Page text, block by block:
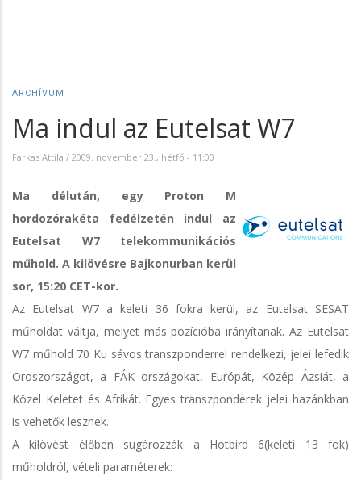
ARCHÍVUM
Ma indul az Eutelsat W7
Farkas Attila / 2009. november 23., hétfő - 11:00
Ma délután, egy Proton M
hordozórakéta fedélzetén indul az
Eutelsat W7 telekommunikációs
műhold. A kilövésre Bajkonurban kerül
sor, 15:20 CET-kor.
Az Eutelsat W7 a keleti 36 fokra kerül, az Eutelsat SESAT
műholdat váltja, melyet más pozícióba irányítanak. Az Eutelsat
W7 műhold 70 Ku sávos transzponderrel rendelkezi, jelei lefedik
Oroszországot, a FÁK országokat, Európát, Közép Ázsiát, a
Közel Keletet és Afrikát. Egyes transzponderek jelei hazánkban
is vehetők lesznek.
A kilövést élőben sugározzák a Hotbird 6(keleti 13 fok)
műholdról, vételi paraméterek: